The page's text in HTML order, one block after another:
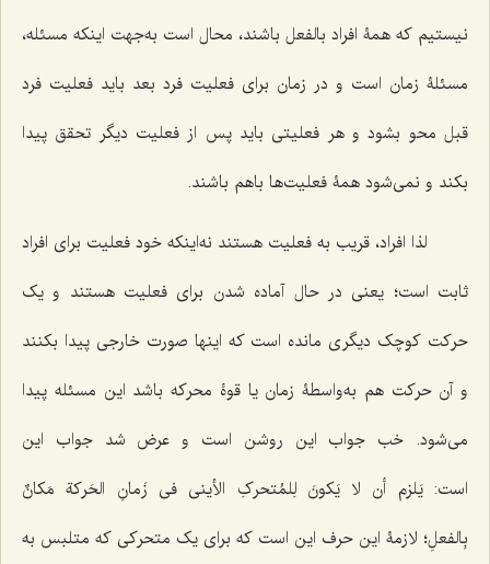
نیستیم که همۀ افراد بالفعل باشند، محال است به‌جهت اینکه مسئله،
مسئلۀ زمان است و در زمان برای فعلیت فرد بعد باید فعلیت فرد
قبل محو بشود و هر فعلیتی باید پس از فعلیت دیگر تحقق پیدا
بکند و نمی‌شود همۀ فعلیت‌ها باهم باشند.
لذا افراد، قریب به فعلیت هستند نه‌اینکه خود فعلیت برای افراد
ثابت است؛ یعنی در حال آماده شدن برای فعلیت هستند و یک
حرکت کوچک دیگری مانده است که اینها صورت خارجی پیدا بکنند
و آن حرکت هم به‌واسطۀ زمان یا قوۀ محرکه‌‌ باشد این مسئله پیدا
می‌شود. خب جواب این روشن است و عرض شد جواب این
است:یَلزم أن لا یَکونَ لِلمُتحرکِ الأینی فی زَمانِ الحَرکة مَکانٌ
بِالفعلِ؛ لازمۀ این حرف این است که برای یک متحرکی که متلبس به